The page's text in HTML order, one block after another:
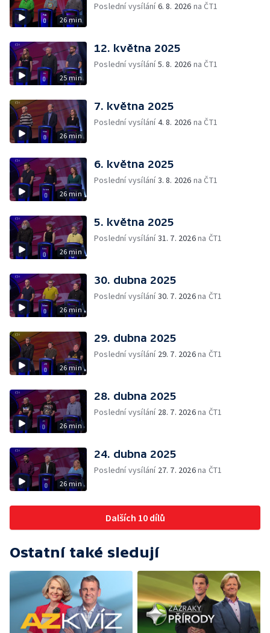
26 min
Poslední vysílání6. 8. 2026 na ČT1
25 min
12. května 2025
Poslední vysílání5. 8. 2026 na ČT1
26 min
7. května 2025
Poslední vysílání4. 8. 2026 na ČT1
26 min
6. května 2025
Poslední vysílání3. 8. 2026 na ČT1
26 min
5. května 2025
Poslední vysílání31. 7. 2026na ČT1
26 min
30. dubna 2025
Poslední vysílání30. 7. 2026na ČT1
26 min
29. dubna 2025
Poslední vysílání 29. 7. 2026na ČT1
26 min
28. dubna 2025
Poslední vysílání 28. 7. 2026na ČT1
26 min
24. dubna 2025
Poslední vysílání 27. 7. 2026na ČT1
Dalších 10 dílů
Ostatní také sledují